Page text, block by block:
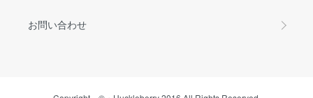
お問い合わせ